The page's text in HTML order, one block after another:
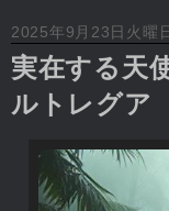
2025年9月23日火曜
実在する天
ルトレグア